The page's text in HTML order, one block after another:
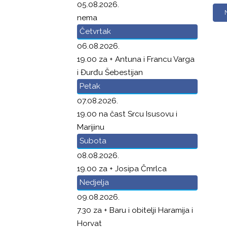
05.08.2026.
nema
Četvrtak
06.08.2026.
19.00 za + Antuna i Francu Varga
i Đurđu Šebestijan
Petak
07.08.2026.
19.00 na čast Srcu Isusovu i
Marijinu
Subota
08.08.2026.
19.00 za + Josipa Čmrlca
Nedjelja
09.08.2026.
7.30 za + Baru i obitelji Haramija i
Horvat